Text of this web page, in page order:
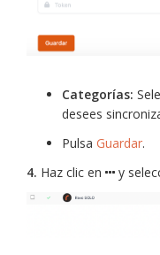
Categorías:
desees
Pulsa Guardar.
4. Haz clic en y